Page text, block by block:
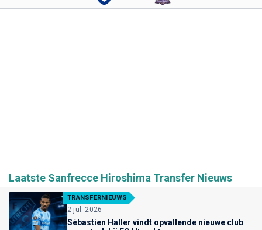
Laatste Sanfrecce Hiroshima Transfer Nieuws
TRANSFERNIEUWS
2 jul. 2026
Sébastien Haller vindt opvallende nieuwe club